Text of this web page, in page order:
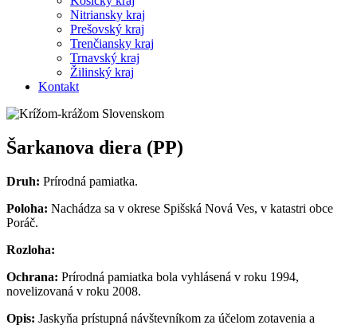
Nitriansky kraj
Prešovský kraj
Trenčiansky kraj
Trnavský kraj
Žilinský kraj
Kontakt
Šarkanova diera (PP)
Druh: Prírodná pamiatka.
Poloha: Nachádza sa v okrese Spišská Nová Ves, v katastri obce
Poráč.
Rozloha:
Ochrana: Prírodná pamiatka bola vyhlásená v roku 1994,
novelizovaná v roku 2008.
Opis: Jaskyňa prístupná návštevníkom za účelom zotavenia a